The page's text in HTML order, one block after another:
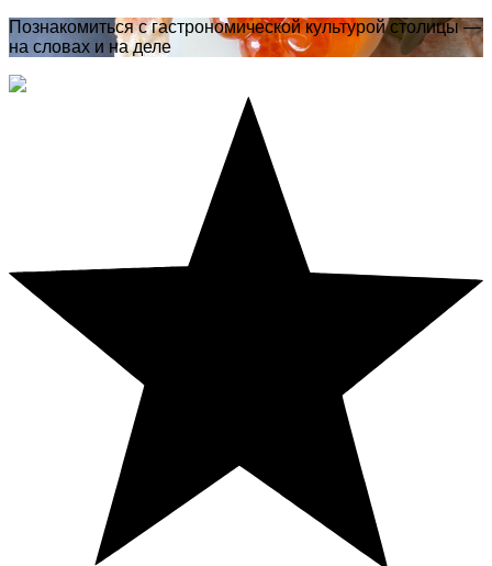
Познакомиться с гастрономической культурой столицы —
на словах и на деле